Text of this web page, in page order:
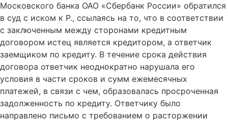
Московского банка ОАО «Сбербанк России» обратился
в суд с иском к Р., ссылаясь на то, что в соответствии
с заключенным между сторонами кредитным
договором истец является кредитором, а ответчик
заемщиком по кредиту. В течение срока действия
договора ответчик неоднократно нарушала его
условия в части сроков и сумм ежемесячных
платежей, в связи с чем, образовалась просроченная
задолженность по кредиту. Ответчику было
направлено письмо с требованием о расторжении